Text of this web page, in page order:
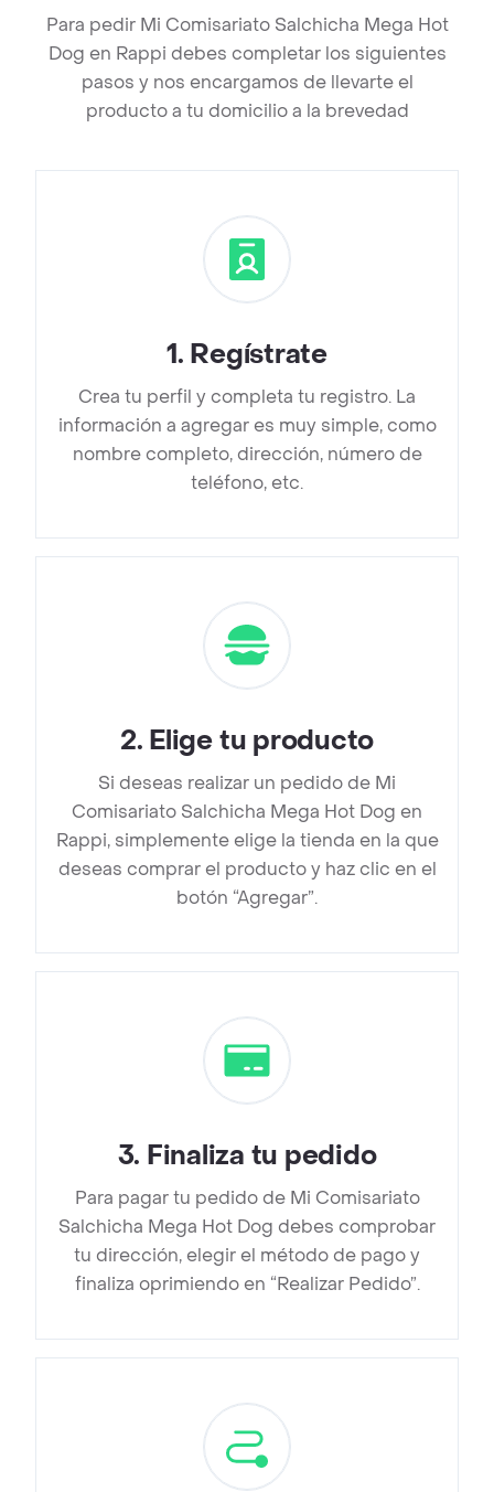
Para pedir Mi Comisariato Salchicha Mega Hot
Dog en Rappi debes completar los siguientes
pasos y nos encargamos de llevarte el
producto a tu domicilio a la brevedad
1. Regístrate
Crea tu perfil y completa tu registro. La
información a agregar es muy simple, como
nombre completo, dirección, número de
teléfono, etc.
2. Elige tu producto
Si deseas realizar un pedido de Mi
Comisariato Salchicha Mega Hot Dog en
Rappi, simplemente elige la tienda en la que
deseas comprar el producto y haz clic en el
botón “Agregar”.
3. Finaliza tu pedido
Para pagar tu pedido de Mi Comisariato
Salchicha Mega Hot Dog debes comprobar
tu dirección, elegir el método de pago y
finaliza oprimiendo en “Realizar Pedido”.